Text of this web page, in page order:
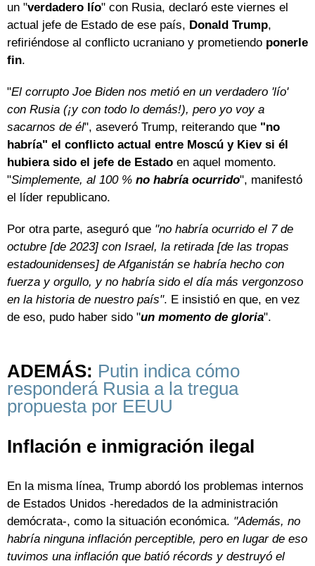
un "verdadero lío" con Rusia, declaró este viernes el
actual jefe de Estado de ese país, Donald Trump,
refiriéndose al conflicto ucraniano y prometiendo ponerle
fin.
"El corrupto Joe Biden nos metió en un verdadero 'lío'
con Rusia (¡y con todo lo demás!), pero yo voy a
sacarnos de él", aseveró Trump, reiterando que "no
habría" el conflicto actual entre Moscú y Kiev si él
hubiera sido el jefe de Estado en aquel momento.
"Simplemente, al 100 % no habría ocurrido", manifestó
el líder republicano.
Por otra parte, aseguró que "no habría ocurrido el 7 de
octubre [de 2023] con Israel, la retirada [de las tropas
estadounidenses] de Afganistán se habría hecho con
fuerza y orgullo, y no habría sido el día más vergonzoso
en la historia de nuestro país". E insistió en que, en vez
de eso, pudo haber sido "un momento de gloria".
ADEMÁS: Putin indica cómo
responderá Rusia a la tregua
propuesta por EEUU
Inflación e inmigración ilegal
En la misma línea, Trump abordó los problemas internos
de Estados Unidos -heredados de la administración
demócrata-, como la situación económica. "Además, no
habría ninguna inflación perceptible, pero en lugar de eso
tuvimos una inflación que batió récords y destruyó el